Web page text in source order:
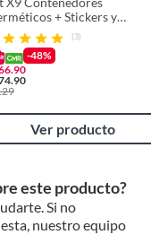
+ Stickers y
Plumón Belessi
(3)
-48%
Ver producto
este producto?
Si no
nuestro equipo